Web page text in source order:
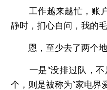
工作越来越忙，账户
静时，扪心自问，我的
恩，至少去了两个地
一是“没排过队，不
个，则是被称为“家电界